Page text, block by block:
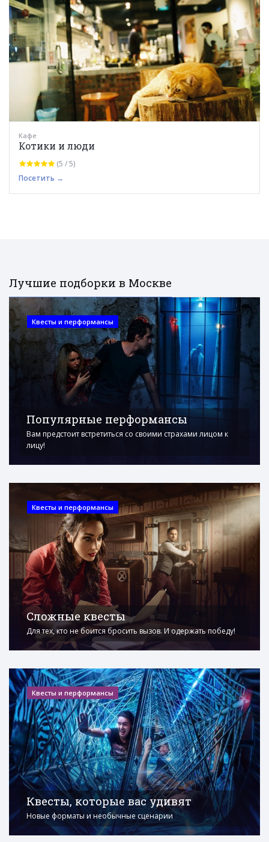
Кафе
Котики и люди
(5 / 5)
Посетить →
Лучшие подборки в Москве
Квесты и перформансы
Популярные перформансы
Вам предстоит встретиться со своими страхами лицом к
лицу!
Квесты и перформансы
Сложные квесты
Для тех, кто не боится бросить вызов. И одержать победу!
Квесты и перформансы
Квесты, которые вас удивят
Новые форматы и необычные сценарии